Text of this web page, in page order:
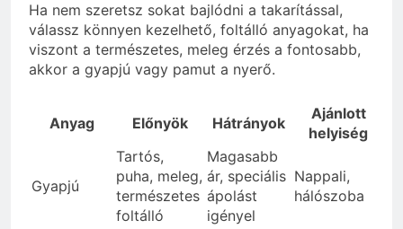
Ha nem szeretsz sokat bajlódni a takarítással,
válassz könnyen kezelhető, foltálló anyagokat, ha
viszont a természetes, meleg érzés a fontosabb,
akkor a gyapjú vagy pamut a nyerő.
Anyag Előnyök Hátrányok
Ajánlott
helyiség
Gyapjú
Tartós,
puha, meleg,
természetes
foltálló
Magasabb
ár, speciális
ápolást
igényel
Nappali,
hálószoba